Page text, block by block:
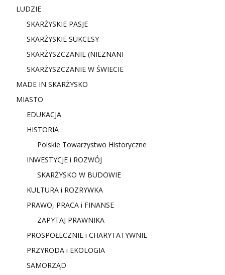
LUDZIE
SKARŻYSKIE PASJE
SKARŻYSKIE SUKCESY
SKARŻYSZCZANIE (NIEZNANI
SKARŻYSZCZANIE W ŚWIECIE
MADE IN SKARŻYSKO
MIASTO
EDUKACJA
HISTORIA
Polskie Towarzystwo Historyczne
INWESTYCJE i ROZWÓJ
SKARŻYSKO W BUDOWIE
KULTURA i ROZRYWKA
PRAWO, PRACA i FINANSE
ZAPYTAJ PRAWNIKA
PROSPOŁECZNIE i CHARYTATYWNIE
PRZYRODA i EKOLOGIA
SAMORZĄD